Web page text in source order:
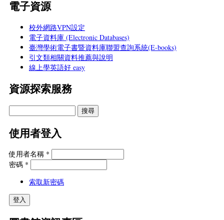
電子資源
校外網路VPN設定
電子資料庫 (Electronic Databases)
臺灣學術電子書暨資料庫聯盟查詢系統(E-books)
引文類相關資料推薦與說明
線上學英語好 easy
資源探索服務
使用者登入
使用者名稱 *
密碼 *
索取新密碼